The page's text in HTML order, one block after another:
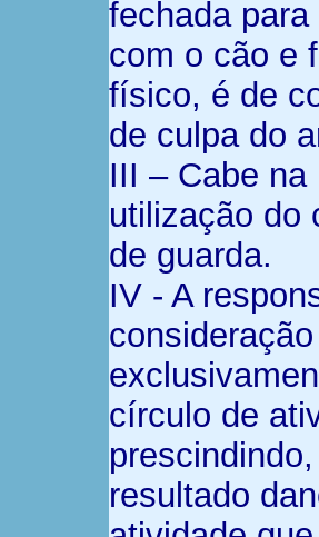
fechada
com o cão e
físico, é de
de culpa do
III – Cabe na
utilização do
de guarda.
IV - A
círculo de
resultado